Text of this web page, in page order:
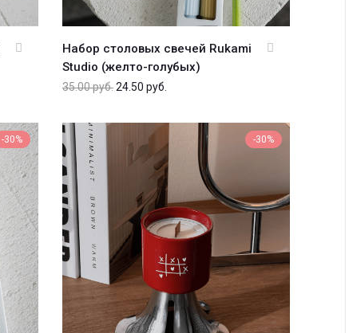
Набор столовых свечей Rukami
Studio (желто-голубых)
35.00руб.24.50 руб.
-30% -30%